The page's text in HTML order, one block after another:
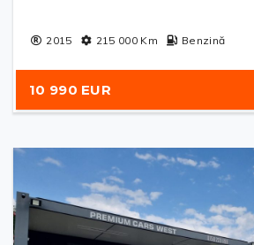
2015 215 000Km Benzină
10 990 EUR